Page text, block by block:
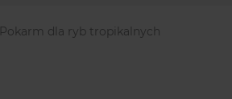
Pokarm dla ryb tropikalnych